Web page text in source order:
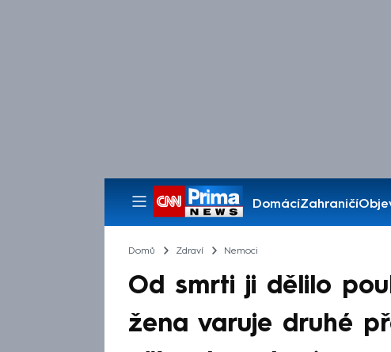
DomácíZahraničí
Pořady
Domů Zdraví Nemoci
Od smrti ji dělilo
žena varuje druhé